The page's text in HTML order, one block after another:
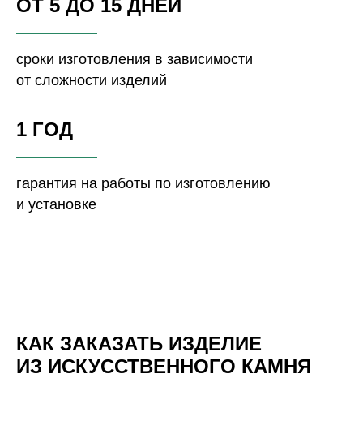
ОТ 5 ДО 15 ДНЕЙ
сроки изготовления в зависимости
от сложности изделий
1 ГОД
гарантия на работы по изготовлению
и установке
КАК ЗАКАЗАТЬ ИЗДЕЛИЕ
ИЗ ИСКУССТВЕННОГО КАМНЯ